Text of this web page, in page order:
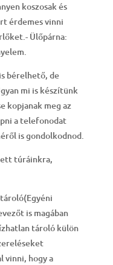
koszosak és
érdemes vinni
Ülőpárna:
bérelhető, de
mi is készítünk
kopjanak meg az
a telefonodat
is gondolkodnod.
túráinkra,
is magában
tároló külön
vinni, hogy a